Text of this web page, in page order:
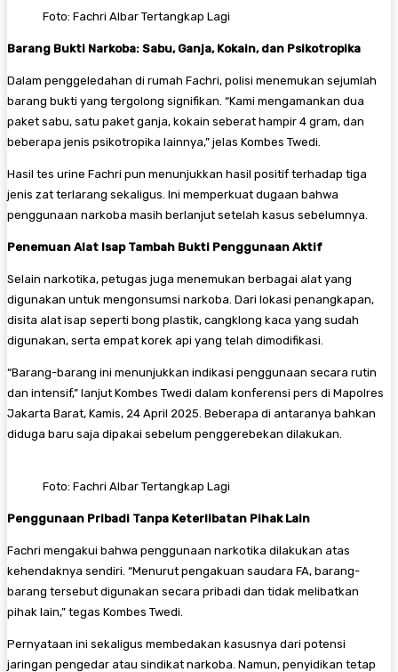
Foto: Fachri Albar Tertangkap Lagi
Barang Bukti Narkoba: Sabu, Ganja, Kokain, dan Psikotropika
Dalam penggeledahan di rumah Fachri, polisi menemukan sejumlah
barang bukti yang tergolong signifikan. “Kami mengamankan dua
paket sabu, satu paket ganja, kokain seberat hampir 4 gram, dan
beberapa jenis psikotropika lainnya,” jelas Kombes Twedi.
Hasil tes urine Fachri pun menunjukkan hasil positif terhadap tiga
jenis zat terlarang sekaligus. Ini memperkuat dugaan bahwa
penggunaan narkoba masih berlanjut setelah kasus sebelumnya.
Penemuan Alat Isap Tambah Bukti Penggunaan Aktif
Selain narkotika, petugas juga menemukan berbagai alat yang
digunakan untuk mengonsumsi narkoba. Dari lokasi penangkapan,
disita alat isap seperti bong plastik, cangklong kaca yang sudah
digunakan, serta empat korek api yang telah dimodifikasi.
“Barang-barang ini menunjukkan indikasi penggunaan secara rutin
dan intensif,” lanjut Kombes Twedi dalam konferensi pers di Mapolres
Jakarta Barat, Kamis, 24 April 2025. Beberapa di antaranya bahkan
diduga baru saja dipakai sebelum penggerebekan dilakukan.
Foto: Fachri Albar Tertangkap Lagi
Penggunaan Pribadi Tanpa Keterlibatan Pihak Lain
Fachri mengakui bahwa penggunaan narkotika dilakukan atas
kehendaknya sendiri. “Menurut pengakuan saudara FA, barang-
barang tersebut digunakan secara pribadi dan tidak melibatkan
pihak lain,” tegas Kombes Twedi.
Pernyataan ini sekaligus membedakan kasusnya dari potensi
jaringan pengedar atau sindikat narkoba. Namun, penyidikan tetap